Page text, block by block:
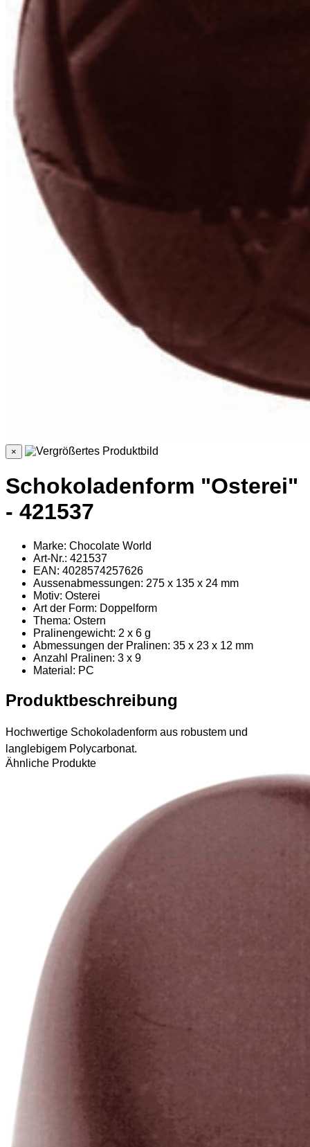
×
Schokoladenform "Osterei"
- 421537
Marke: Chocolate World
Art-Nr.: 421537
EAN: 4028574257626
Aussenabmessungen: 275 x 135 x 24 mm
Motiv: Osterei
Art der Form: Doppelform
Thema: Ostern
Pralinengewicht: 2 x 6 g
Abmessungen der Pralinen: 35 x 23 x 12 mm
Anzahl Pralinen: 3 x 9
Material : PC
Produktbeschreibung
Hochwertige Schokoladenform aus robustem und
langlebigem Polycarbonat.
Ähnliche Produkte